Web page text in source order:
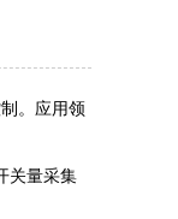
。应用领
关量采集